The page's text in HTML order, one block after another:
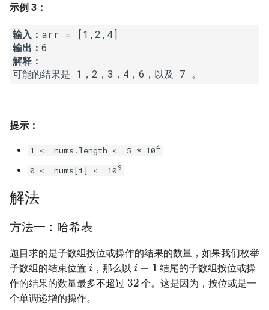
17. 打印从 1 到最大的 n 位数
18. 删除链表的节点
19. 正则表达式匹配
21. 调整数组顺序使奇数位于
22. 链表中倒数第 k 个节点
24. 反转链表
25. 合并两个排序的链表
26. 树的子结构
27. 二叉树的镜像
15. 字符串中的所有变位词
16. 不含重复字符的最长子字
符串
17. 含有所有字符的最短字符
18. 有效的回文
19. 最多删除一个字符得到回
文
20. 回文子字符串的个数
21. 删除链表的倒数第 n 个结
22. 链表中环的入口节点
23. 两个链表的第一个重合节
2.7. 链表相交
2.8. 环路检测
3.1. 三合一
3.3. 堆盘子
3.4. 化栈为队
4.2. 最小高度树
4.3. 特定深度节点链表
示例 3：
输入：
输出：
解释：
提示：
1 <= nums.length <= 5 * 104
0 <= nums[i] <= 10 9
解法
方法一：哈希表
题目求的是子数组按位或操作的结果的数量，如果我们枚举
子数组的结束位置
i
，那么以
i−1
结尾的子数组按位或操
作的结果的数量最多不超过
32
个。这是因为，按位或是一
个单调递增的操作。